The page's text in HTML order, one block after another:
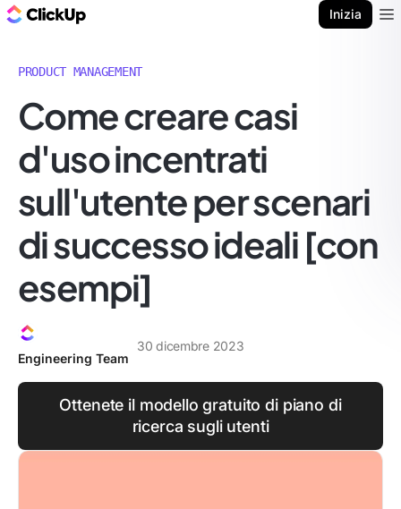
Inizia
PRODUCT MANAGEMENT
Come creare casi
d'uso incentrati
sull'utente per scenari
di successo ideali [con
esempi]
Engineering Team
30 dicembre 2023
Ottenete il modello gratuito di piano di
ricerca sugli utenti